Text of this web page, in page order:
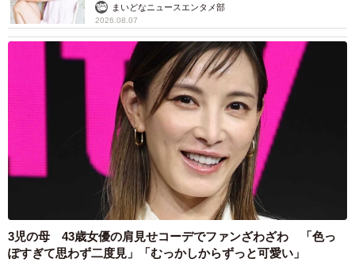
まいどなニュースエンタメ部
2026.08.07
3児の母 43歳女優の肩見せコーデでファンざわざわ 「色っ
ぽすぎて思わず二度見」「むっかしからずっと可愛い」